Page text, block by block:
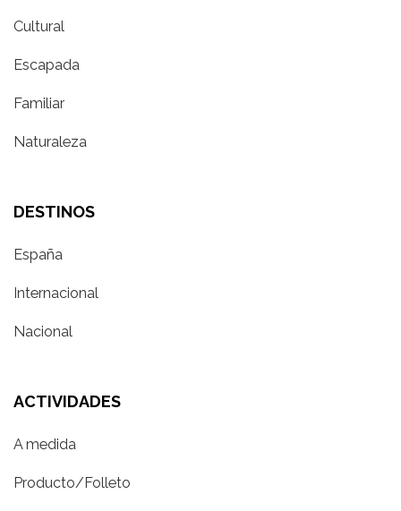
Cultural
Escapada
Familiar
Naturaleza
DESTINOS
España
Internacional
Nacional
ACTIVIDADES
A medida
Producto/Folleto